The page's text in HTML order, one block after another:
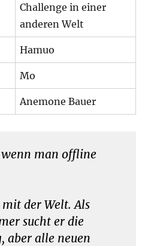
Challenge in einer
anderen Welt
Hamuo
Mo
Anemone Bauer
man offline
der Welt. Als
sucht er die
aber alle neuen